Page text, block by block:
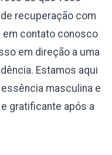
recuperação com
em contato conosco
em direção a uma
Estamos aqui
masculina e
gratificante após a